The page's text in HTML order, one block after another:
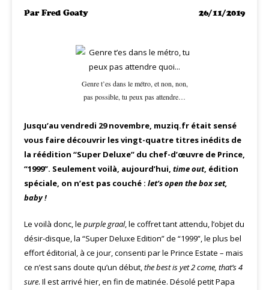
ParFred Goaty 26/11/2019
Genre t’es dans le métro, et non, non,
pas possible, tu peux pas attendre…
Jusqu’au vendredi 29 novembre, muziq.fr était sensé
vous faire découvrir les vingt-quatre titres inédits de
la réédition “Super Deluxe” du chef-d’œuvre de Prince,
“1999”. Seulement voilà, aujourd’hui, time out, édition
spéciale, on n’est pas couché : let’s open the box set,
baby !
Le voilà donc, le purple graal, le coffret tant attendu, l’objet du
désir-disque, la “Super Deluxe Edition” de “1999”, le plus bel
effort éditorial, à ce jour, consenti par le Prince Estate – mais
ce n’est sans doute qu’un début,the best is yet 2 come, that’s 4
sure. Il est arrivé hier, en fin de matinée. Désolé petit Papa